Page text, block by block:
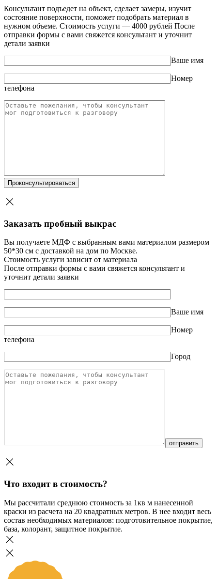
Консультант подъедет на объект, сделает замеры, изучит
состояние поверхности, поможет подобрать материал в
нужном объеме. Стоимость услуги — 4000 рублей После
отправки формы с вами свяжется консультант и уточнит
детали заявки
Ваше имя
Номер
телефона
Заказать пробный выкрас
Вы получаете МДФ с выбранным вами материалом размером
50*30 см с доставкой на дом по Москве.
Стоимость услуги зависит от материала
После отправки формы с вами свяжется консультант и
уточнит детали заявки
Ваше имя
Номер
телефона
Город
Что входит в стоимость?
Мы рассчитали среднюю стоимость за 1кв м нанесенной
краски из расчета на 20 квадратных метров. В нее входит весь
состав необходимых материалов: подготовительное покрытие,
база, колорант, защитное покрытие.